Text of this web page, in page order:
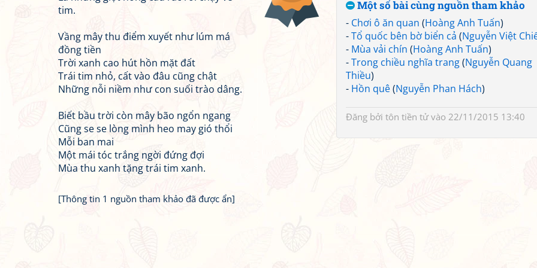
Một số bài cùng nguồn tham khảo
- Chơi ô ăn quan (Hoàng Anh Tuấn)
-Tổ quốc bên bờ biển cả (Nguyễn Việt
- Mùa vải chín (Hoàng Anh Tuấn)
-Trong chiều nghĩa trang(Nguyễn Quang
Thiều)
- Hồn quê(Nguyễn Phan Hách)
Đăng bởi tôn tiền tửvào 22/11/2015 13:40
tim.
Vầng mây thu điểm xuyết như lúm má
đồng tiền
Trời xanh cao hút hồn mặt đất
Trái tim nhỏ, cất vào đâu cũng chật
Những nỗi niềm như con suối trào dâng.
Biết bầu trời còn mây bão ngổn ngang
Cũng se se lòng mình heo may gió thổi
Mỗi ban mai
Một mái tóc trắng ngời đứng đợi
Mùa thu xanh tặng trái tim xanh.
[Thông tin 1 nguồn tham khảo đã được ẩn]